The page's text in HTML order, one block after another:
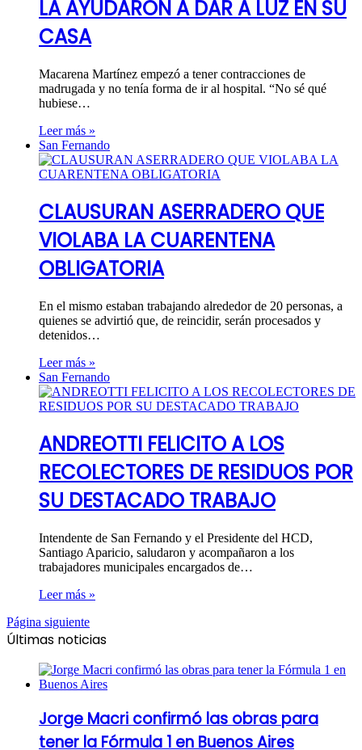
LA AYUDARON A DAR A LUZ EN SU
CASA
Macarena Martínez empezó a tener contracciones de
madrugada y no tenía forma de ir al hospital. “No sé qué
hubiese…
Leer más »
San Fernando
CLAUSURAN ASERRADERO QUE
VIOLABA LA CUARENTENA
OBLIGATORIA
En el mismo estaban trabajando alrededor de 20 personas, a
quienes se advirtió que, de reincidir, serán procesados y
detenidos…
Leer más »
San Fernando
ANDREOTTI FELICITO A LOS
RECOLECTORES DE RESIDUOS POR
SU DESTACADO TRABAJO
Intendente de San Fernando y el Presidente del HCD,
Santiago Aparicio, saludaron y acompañaron a los
trabajadores municipales encargados de…
Leer más »
Página siguiente
Últimas noticias
Jorge Macri confirmó las obras para
tener la Fórmula 1 en Buenos Aires